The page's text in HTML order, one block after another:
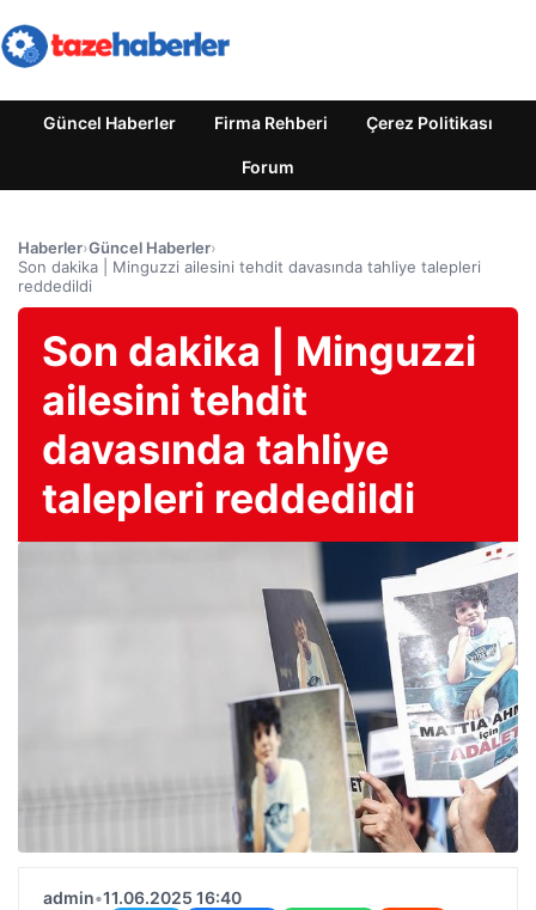
Güncel Haberler Firma Rehberi Çerez Politikası
Forum
Haberler›Güncel Haberler›
Son dakika | Minguzzi ailesini tehdit davasında tahliye talepleri
reddedildi
Son dakika | Minguzzi
ailesini tehdit
davasında tahliye
talepleri reddedildi
admin•11.06.2025 16:40